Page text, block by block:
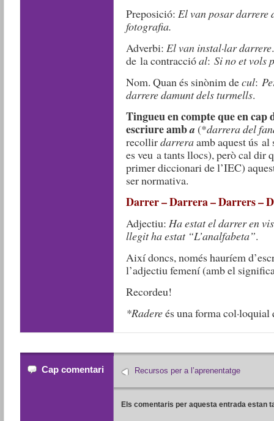
Preposició: El van posar darrere
fotografia.
Adverbi: El van instal·lar darrere
de la contraccióal: Si no et vols
Nom. Quan és sinònim decul:
darrere damunt dels turmells.
Tingueu en compte que en cap
escriure amba (*darrera del
recollirdarreraamb aquest ús al
es veu a tants llocs), però cal dir
primer diccionari de l’IEC)
ser normativa.
Darrer – Darrera – Darrers –
Adjectiu: Ha estat el darrer en
llegit ha estat “L’analfabeta”.
Així doncs, només hauríem
l’adjectiu femení (amb el
Recordeu!
*Radereés una forma col·loquial
Cap comentari Recursos per a l’aprenentatge
Els comentaris per aquesta entrada estan